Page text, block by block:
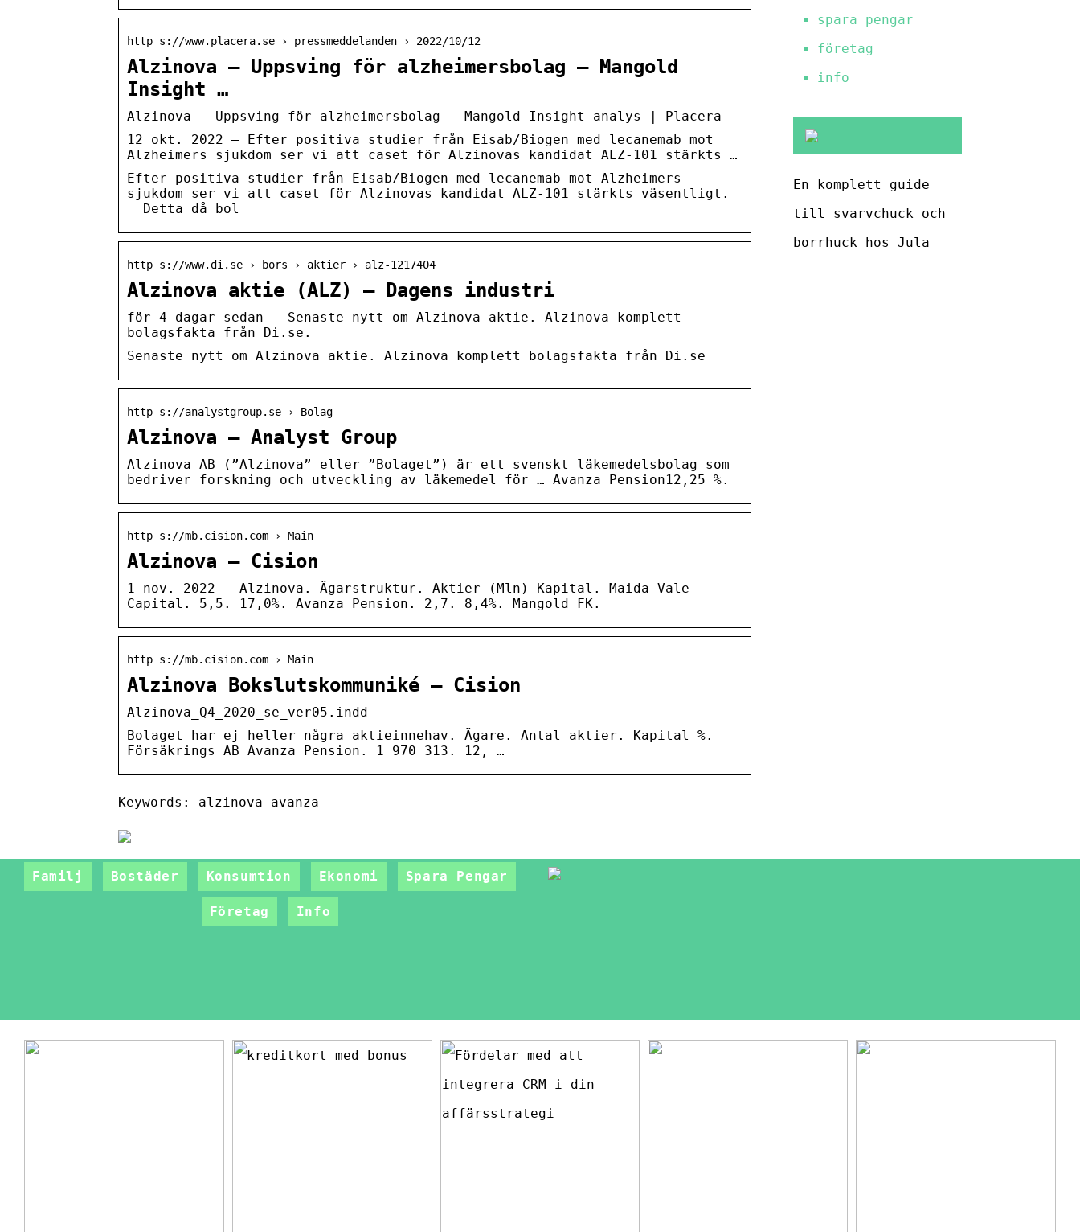
http s://www.placera.se › pressmeddelanden › 2022/10/12
Alzinova – Uppsving för alzheimersbolag – Mangold
Insight …
Alzinova – Uppsving för alzheimersbolag – Mangold Insight analys | Placera
12 okt. 2022 — Efter positiva studier från Eisab/Biogen med lecanemab mot
Alzheimers sjukdom ser vi att caset för Alzinovas kandidat ALZ-101 stärkts …
Efter positiva studier från Eisab/Biogen med lecanemab mot Alzheimers
sjukdom ser vi att caset för Alzinovas kandidat ALZ-101 stärkts väsentligt.
Detta då bol
http s://www.di.se › bors › aktier › alz-1217404
Alzinova aktie (ALZ) – Dagens industri
för 4 dagar sedan — Senaste nytt om Alzinova aktie. Alzinova komplett
bolagsfakta från Di.se.
Senaste nytt om Alzinova aktie. Alzinova komplett bolagsfakta från Di.se
http s://analystgroup.se › Bolag
Alzinova – Analyst Group
Alzinova AB (”Alzinova” eller ”Bolaget”) är ett svenskt läkemedelsbolag som
bedriver forskning och utveckling av läkemedel för … Avanza Pension12,25 %.
http s://mb.cision.com › Main
Alzinova – Cision
1 nov. 2022 — Alzinova. Ägarstruktur. Aktier (Mln) Kapital. Maida Vale
Capital. 5,5. 17,0%. Avanza Pension. 2,7. 8,4%. Mangold FK.
http s://mb.cision.com › Main
Alzinova Bokslutskommuniké – Cision
Alzinova_Q4_2020_se_ver05.indd
Bolaget har ej heller några aktieinnehav. Ägare. Antal aktier. Kapital %.
Försäkrings AB Avanza Pension. 1 970 313. 12, …
Keywords: alzinova avanza
spara pengar
företag
info
En komplett guide
till svarvchuck och
borrhuck hos Jula
Familj Bostäder Konsumtion Ekonomi Spara Pengar
Företag Info